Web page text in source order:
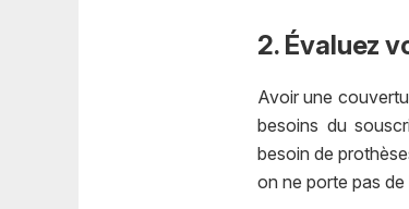
2. Évaluez
Avoir une
besoins du
besoin de
on ne porte pas